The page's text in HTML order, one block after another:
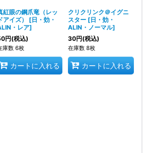
紅眼の鋼爪竜（レッ
アイズ）
[日・効・
・レア]
円(税込)
庫数 6枚
カートに入れる
クリクリンク＠イグニ
スター [日・効・
ALIN・ノーマル]
30円(税込)
在庫数 8枚
カートに入れる